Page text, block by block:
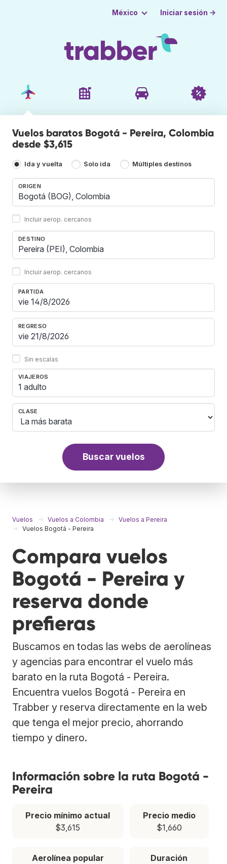
México Iniciar sesión →
Vuelos baratos Bogotá - Pereira, Colombia
desde $3,615
Ida y vuelta Solo ida Múltiples destinos
ORIGEN
Incluir aerop. cercanos
DESTINO
Incluir aerop. cercanos
PARTIDA
REGRESO
Sin escalas
VIAJEROS
1 adulto
CLASE
Buscar vuelos
Vuelos Vuelos a Colombia
Vuelos a Pereira
Vuelos Bogotá - Pereira
Compara vuelos
Bogotá - Pereira y
reserva donde
prefieras
Buscamos en todas las webs de aerolíneas
y agencias para encontrar el vuelo más
barato en la ruta Bogotá - Pereira.
Encuentra vuelos Bogotá - Pereira en
Trabber y reserva directamente en la web
que tenga el mejor precio, ahorrando
tiempo y dinero.
Información sobre la ruta Bogotá -
Pereira
Precio mínimo actual
$3,615
Precio medio
$1,660
Aerolínea popular
Duración